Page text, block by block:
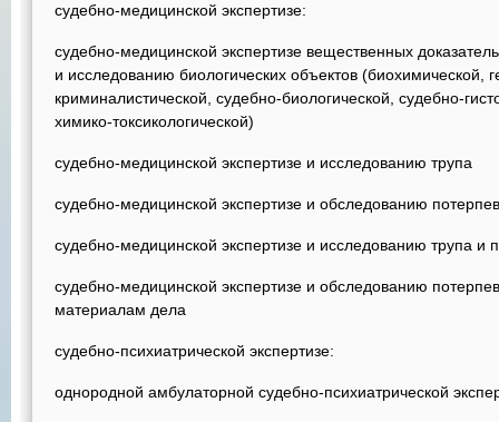
судебно-медицинской экспертизе:
судебно-медицинской экспертизе вещественных
и исследованию биологических объектов (биохимической,
криминалистической, судебно-биологической, судебно-
химико-токсикологической)
судебно-медицинской экспертизе и исследованию трупа
судебно-медицинской экспертизе и обследованию
судебно-медицинской экспертизе и исследованию трупа
судебно-медицинской экспертизе и обследованию
материалам дела
судебно-психиатрической экспертизе:
однородной амбулаторной судебно-психиатрической